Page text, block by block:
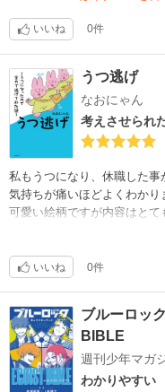
いいね 0件
うつ逃げ
なおにゃん
考えさせられ
私もうつになり、休職した事
気持ちが痛いほどよくわかり
可愛い絵柄ですが内容はとて
いいね 0件
ブルーロッ
BIBLE
週刊少年マガ
わかりやすい